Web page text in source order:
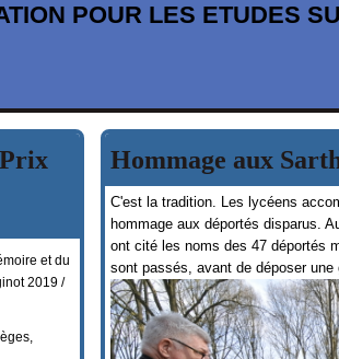
POUR LES ETUDES
et du
2019 /
Hommage aux
C'est la tradition. Les lycéens
hommage aux déportés disparus.
ont cité les noms des 47 déportés
sont passés, avant de déposer une